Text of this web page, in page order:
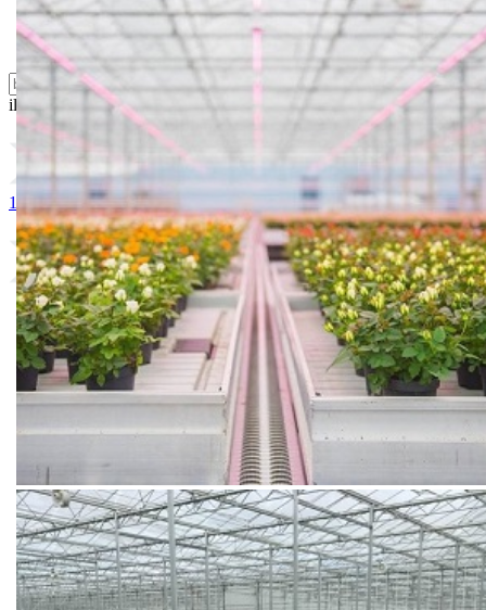
Supstrati
Zaštita ... u 10 litara
ili probajte naprednu: pretragu
1. VIVA